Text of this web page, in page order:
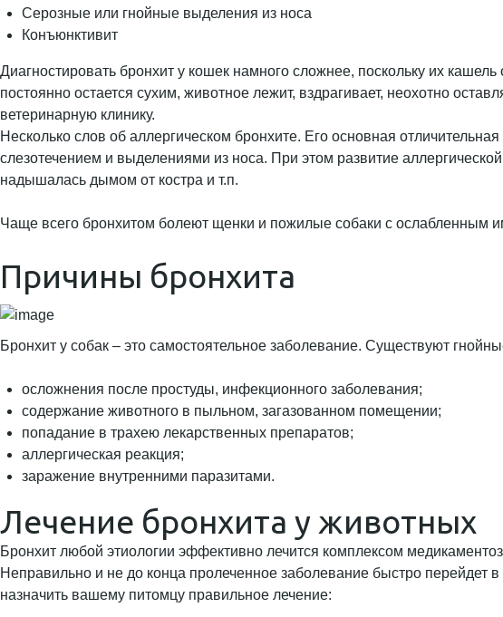
Серозные или гнойные выделения из носа
Конъюнктивит
Диагностировать бронхит у кошек намного сложнее, поскольку их
постоянно остается сухим, животное лежит, вздрагивает, неохотно
ветеринарную клинику.
Несколько слов об аллергическом бронхите. Его основная
слезотечением и выделениями из носа. При этом развитие
надышалась дымом от костра и т.п.
Чаще всего бронхитом болеют щенки и пожилые собаки с ослабленным
Причины бронхита
Бронхит у собак – это самостоятельное заболевание. Существуют
осложнения после простуды, инфекционного заболевания;
содержание животного в пыльном, загазованном помещении;
попадание в трахею лекарственных препаратов;
аллергическая реакция;
заражение внутренними паразитами.
Лечение бронхита у животных
Бронхит любой этиологии эффективно лечится комплексом
Неправильно и не до конца пролеченное заболевание быстро
назначить вашему питомцу правильное лечение: